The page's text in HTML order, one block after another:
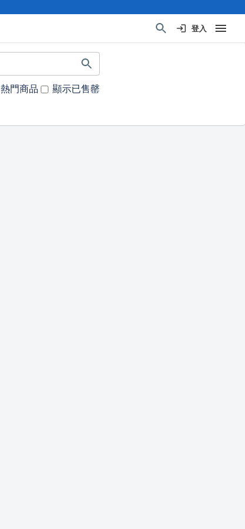
登入
熱門商品 顯示已售罄